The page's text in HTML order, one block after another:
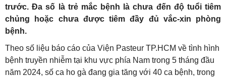
trước. Đa số là trẻ mắc bệnh là chưa đến độ tuổi tiêm
chủng hoặc chưa được tiêm đầy đủ vắc-xin phòng
bệnh.
Theo số liệu báo cáo của Viện Pasteur TP.HCM về tình hình
bệnh truyền nhiễm tại khu vực phía Nam trong 5 tháng đầu
năm 2024, số ca ho gà đang gia tăng với 40 ca bệnh, trong